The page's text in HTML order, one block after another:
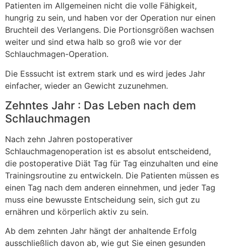
Patienten im Allgemeinen nicht die volle Fähigkeit,
hungrig zu sein, und haben vor der Operation nur einen
Bruchteil des Verlangens. Die Portionsgrößen wachsen
weiter und sind etwa halb so groß wie vor der
Schlauchmagen-Operation.
Die Esssucht ist extrem stark und es wird jedes Jahr
einfacher, wieder an Gewicht zuzunehmen.
Zehntes Jahr : Das Leben nach dem
Schlauchmagen
Nach zehn Jahren postoperativer
Schlauchmagenoperation ist es absolut entscheidend,
die postoperative Diät Tag für Tag einzuhalten und eine
Trainingsroutine zu entwickeln. Die Patienten müssen es
einen Tag nach dem anderen einnehmen, und jeder Tag
muss eine bewusste Entscheidung sein, sich gut zu
ernähren und körperlich aktiv zu sein.
Ab dem zehnten Jahr hängt der anhaltende Erfolg
ausschließlich davon ab, wie gut Sie einen gesunden